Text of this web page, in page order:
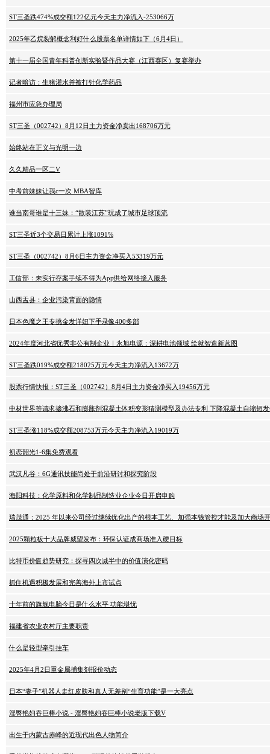
ST三圣跌474%成交额122亿元今天主力净流入-253066万
2025年乙烷裂解概念利好什么股票名单详情如下（6月4日）
第十一届全国青年科普创新实验暨作品大赛（江西赛区）复赛举办
记者暗访：生猪灌水并被打针化学药品
福州市应急办理局
ST三圣（002742）8月12日主力资金净卖出168706万元
始终站在正义与光明一边
久久精品一区二V
中考前妹妹让我c一次 MBA智库
谁当南哥谁是十三妹：“散装江苏”玩成了城市足球顶流
ST三圣近3个交易日累计上涨1091%
ST三圣（002742）8月6日主力资金净买入53319万元
工信部：未实行存案手续不得为App供给网络接入服务
山西盂县：企业污染背面的隐情
日本色魔之王专挑金发洋妞下手录像400多部
2024年度河北省优秀非公有制企业｜永旭电源：深耕电池领域 绘就智造新蓝图
ST三圣跌019%成交额218025万元今天主力净流入13672万
股票行情快报：ST三圣（002742）8月4日主力资金净买入19456万元
中材世界等请求掺沸石和膨胀剂混凝土体积变形猜测模型及办法专利 下降混凝土自缩短
ST三圣涨118%成交额208753万元今天主力净流入19019万
初恋韶光1-6集免费观看
武汉凡谷：6G通讯技能尚处于前沿研讨和探究阶段
海阳科技：化学原料和化学制品制造业企业今日开启申购
瑞茂通：2025 年以来公司经过继续优化出产的根本工艺、加强本钱管控才能及加大商场
2025颗粒板十大品牌威望发布：环保认证成商场准入硬目标
比特币价值趋势研究：探寻四次减半中的价值演化密码
抓住机遇积极发展和完善海外上市试点
十年前的旗舰电脑今日是什么水平 功能堪忧
福建省农业农村厅主要职责
什么是轻型牵引挂车
2025年4月2日重金属捕集剂报价动态
日本“妻子”机器人走红皮肤和真人无差别“生育功能”是一大亮点
淫臀艳妇吞巨棒小说 - 淫臀艳妇吞巨棒小说老版下载V
出生于内蒙古赤峰的近现代出色人物简介